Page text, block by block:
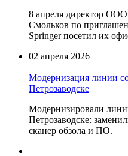
8 апреля директор
Смольков по
Springer посетил их
02 апреля 2026
Модернизация линии
Петрозаводске
Модернизировали
Петрозаводске:
сканер обзола и ПО.